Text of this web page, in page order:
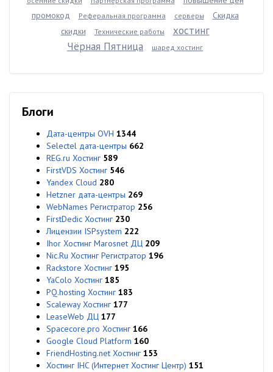
промокод
Реферальная программа серверы
Скидка
скидки
Технические работы
хостинг
Чёрная Пятница
шаред хостинг
Блоги
Дата-центры OVH 1344
Selectel дата-центры 662
REG.ru Хостинг 589
FirstVDS Хостинг 546
Yandex Cloud 280
Hetzner дата-центры 269
WebNames Регистратор 256
FirstDedic Хостинг 230
Лицензии ISPsystem 222
Ihor Хостинг Marosnet ДЦ 209
Nic.Ru Хостинг Регистратор 196
Rackstore Хостинг 195
YaColo Хостинг 185
PQ.hosting Хостинг 183
Scaleway Хостинг 177
LeaseWeb ДЦ 177
Spacecore.pro Хостинг 166
Google Cloud Platform 160
FriendHosting.net Хостинг 153
Хостинг IHC (Интернет Хостинг Центр) 151